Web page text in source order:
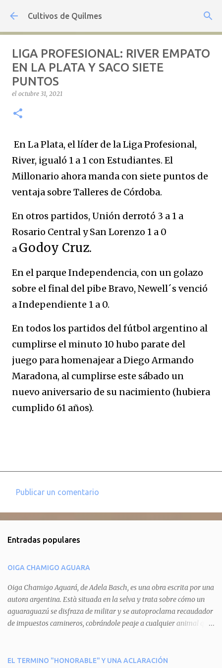
Ir al contenido principal
Cultivos de Quilmes
LIGA PROFESIONAL: RIVER EMPATO
EN LA PLATA Y SACO SIETE
PUNTOS
el octubre 31, 2021
En La Plata, el líder de la Liga Profesional,
River, igualó 1 a 1 con Estudiantes. El
Millonario ahora manda con siete puntos de
ventaja sobre Talleres de Córdoba.
En otros partidos, Unión derrotó 3 a 1 a
Rosario Central y San Lorenzo 1 a 0
a Godoy Cruz.
En el parque Independencia, con un golazo
sobre el final del pibe Bravo, Newell´s venció
a Independiente 1 a 0.
En todos los partidos del fútbol argentino al
cumplirse el minuto 10 hubo parate del
juego para homenajear a Diego Armando
Maradona, al cumplirse este sábado un
nuevo aniversario de su nacimiento (hubiera
cumplido 61 años).
e
t
a
r
i
o
Publicar un comentario
Entradas populares
OIGA CHAMIGO AGUARA
Oiga Chamigo Aguará, de Adela Basch, es una obra escrita por una
autora argentina. Està situada en la selva y trata sobre cómo un
aguaraguazú se disfraza de militar y se autoproclama recaudador
de impuestos camineros, cobrándole peaje a cualquier animal que
aguará le provoca. De igual manera pasa con Tatú, el armadillo.
EL TERMINO "HONORABLE" Y UNA ACLARACIÓN